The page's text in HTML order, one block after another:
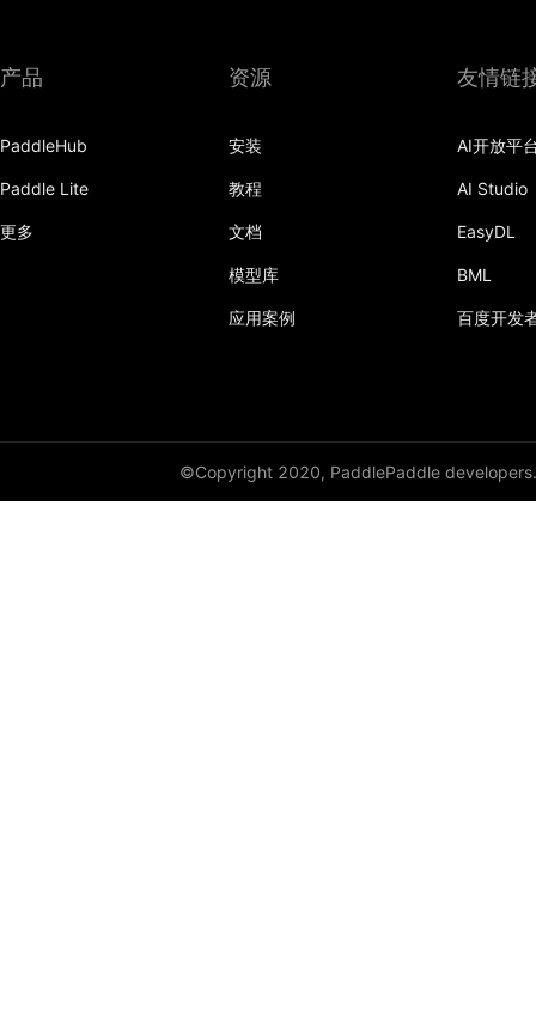
产品
PaddleHub
Paddle Lite
更多
资源
安装
教程
文档
模型库
应用案例
友情链
AI开放平
AI Studio
EasyDL
BML
百度开发
©Copyright 2020, PaddlePaddle developers.